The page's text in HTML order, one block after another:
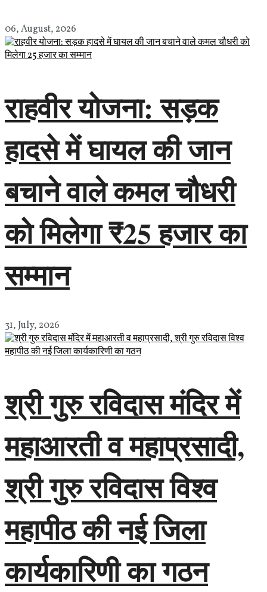
06, August, 2026
राहवीर योजना: सड़क
हादसे में घायल की जान
बचाने वाले कमल चौधरी
को मिलेगा ₹25 हजार का
सम्मान
31, July, 2026
श्री गुरु रविदास मंदिर में
महाआरती व महाप्रसादी,
श्री गुरु रविदास विश्व
महापीठ की नई जिला
कार्यकारिणी का गठन